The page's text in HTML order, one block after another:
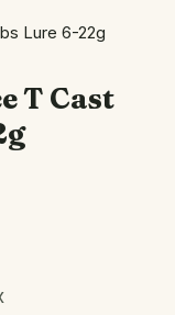
Lure 6-22g
T Cast